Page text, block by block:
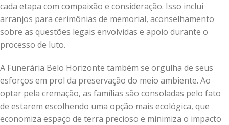
cada etapa com compaixão e consideração. Isso inclui
arranjos para cerimônias de memorial, aconselhamento
sobre as questões legais envolvidas e apoio durante o
processo de luto.
A Funerária Belo Horizonte também se orgulha de seus
esforços em prol da preservação do meio ambiente. Ao
optar pela cremação, as famílias são consoladas pelo fato
de estarem escolhendo uma opção mais ecológica, que
economiza espaço de terra precioso e minimiza o impacto